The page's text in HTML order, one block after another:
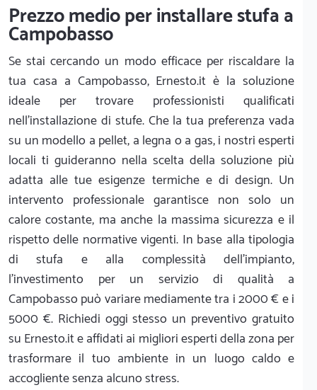
Prezzo medio per installare stufa a
Campobasso
Se stai cercando un modo efficace per riscaldare la
tua casa a Campobasso, Ernesto.it è la soluzione
ideale per trovare professionisti qualificati
nell'installazione di stufe. Che la tua preferenza vada
su un modello a pellet, a legna o a gas, i nostri esperti
locali ti guideranno nella scelta della soluzione più
adatta alle tue esigenze termiche e di design. Un
intervento professionale garantisce non solo un
calore costante, ma anche la massima sicurezza e il
rispetto delle normative vigenti. In base alla tipologia
di stufa e alla complessità dell'impianto,
l'investimento per un servizio di qualità a
Campobasso può variare mediamente tra i 2000 € e i
5000 €. Richiedi oggi stesso un preventivo gratuito
su Ernesto.it e affidati ai migliori esperti della zona per
trasformare il tuo ambiente in un luogo caldo e
accogliente senza alcuno stress.